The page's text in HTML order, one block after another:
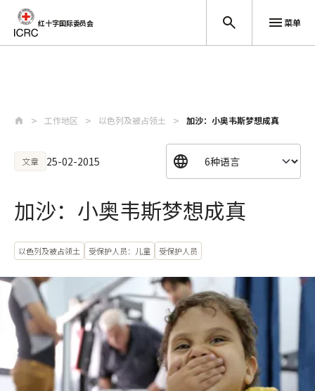
红十字国际委员会 菜单
工作地区 以色列及被占领土 加沙：小奥韦斯梦想成真
文章 25-02-2015
加沙：小奥韦斯梦想成真
以色列及被占领土 受保护人员：儿童 受保护人员